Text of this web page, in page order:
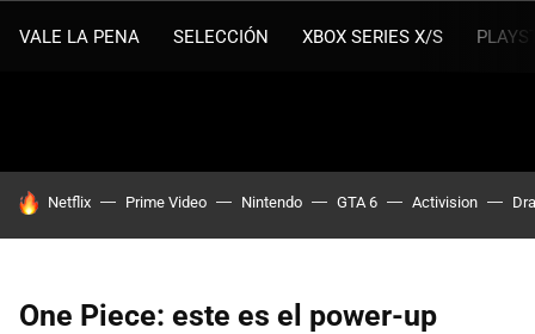
VALE LA PENA SELECCIÓN XBOX SERIES X/S
HOY SE HABLA DE
Netflix Prime Video Nintendo GTA 6 Activision
One Piece: este es el power-up